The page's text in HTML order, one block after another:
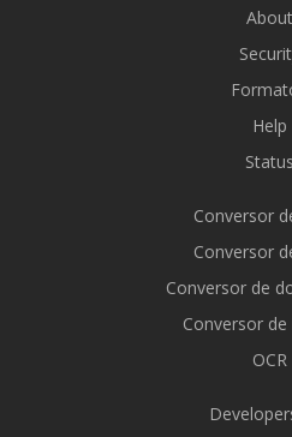
About
Help
Status
Conversor
Conversor
Conversor de
Conversor
OCR